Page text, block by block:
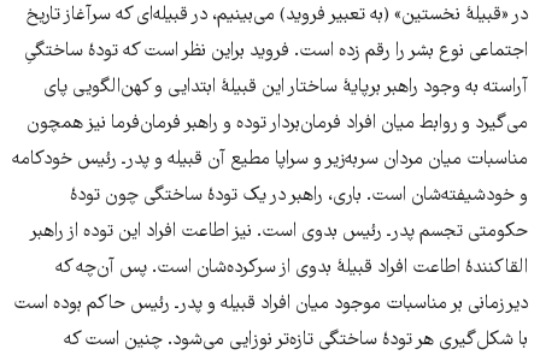
در «قبیلۀ نخستین» (به تعبیر فروید) می‌بینیم، در قبیله‌ای که سرآغاز تاریخ
اجتماعی نوع بشر را رقم زده است. فروید براین نظر است که تودۀ ساختگیِ
آراسته به وجود راهبر برپایۀ ساختار این قبیلۀ ابتدایی و کهن‌الگویی پای
می‌گیرد و روابط میان افراد فرمان‌بردار توده و راهبر فرمان‌فرما نیز همچون
مناسبات میان مردان سربه‌زیر و سراپا مطیع آن قبیله و پدرـ رئیس خودکامه
و خودشیفته‌‌شان است. باری، راهبر در یک تودۀ ساختگی چون تودۀ
حکومتی تجسم پدرـ رئیس بدوی است. نیز اطاعت افراد این توده از راهبر
القاکنندۀ اطاعت افراد قبیلۀ بدوی از سرکرده‌شان است. پس آن‌چه که
دیرزمانی بر مناسبات موجود میان افراد قبیله و پدرـ رئیس حاکم بوده است
با شکل‌گیری هر تودۀ ساختگی تازه‌تر نوزایی می‌شود. چنین است که